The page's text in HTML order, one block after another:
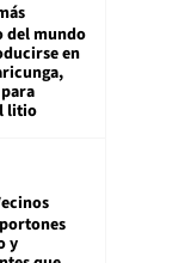
del mundo
en
litio
y